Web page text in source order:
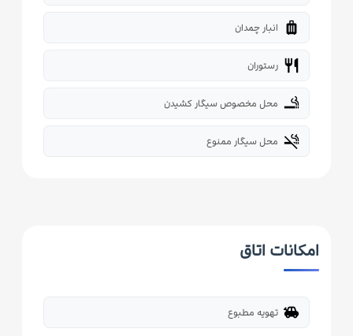
luggage انبار چمدان
restaurant رستوران
smoking_rooms محل مخصوص سیگار کشیدن
smoke_free محل سیگار ممنوع
امکانات اتاق
toys تهویه مطبوع